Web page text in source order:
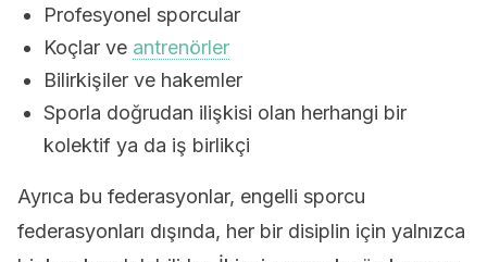
Profesyonel sporcular
Koçlar ve antrenörler
Bilirkişiler ve hakemler
Sporla doğrudan ilişkisi olan herhangi bir
kolektif ya da iş birlikçi
Ayrıca bu federasyonlar, engelli sporcu
federasyonları dışında, her bir disiplin için yalnızca